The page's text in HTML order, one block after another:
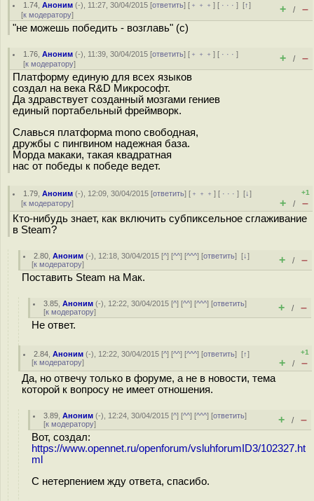
1.74 ,Аноним (-), 11:27, 30/04/2015 [ответить] [ ﹢﹢﹢] [ · · ·][↑]
[к модератору] + / –
"не можешь победить - возглавь" (с)
1.76 ,Аноним (-), 11:39, 30/04/2015 [ответить] [ ﹢﹢﹢] [ · · ·]
[к модератору] + / –
Платформу единую для всех языков
создал на века R&D Микрософт.
Да здравствует созданный мозгами гениев
единый портабельный фреймворк.
Славься платформа mono свободная,
дружбы с пингвином надежная база.
Морда макаки, такая квадратная
нас от победы к победе ведет.
1.79 ,Аноним (-), 12:09, 30/04/2015 [ответить] [ ﹢﹢﹢] [ · · ·][↓]
[к модератору]
+1
+ / –
Кто-нибудь знает, как включить субпиксельное сглаживание
в Steam?
2.80 ,Аноним (-), 12:18, 30/04/2015 [^] [^^] [^^^] [ответить][↓]
[к модератору] + / –
Поставить Steam на Мак.
3.85 ,Аноним (-), 12:22, 30/04/2015 [^] [^^] [^^^] [ответить]
[к модератору] + / –
Не ответ.
2.84 ,Аноним (-), 12:22, 30/04/2015 [^] [^^] [^^^] [ответить][↑]
[к модератору]
+1
+ / –
Да, но отвечу только в форуме, а не в новости, тема
которой к вопросу не имеет отношения.
3.89 ,Аноним (-), 12:24, 30/04/2015 [^] [^^] [^^^] [ответить]
[к модератору] + / –
Вот, создал:
https://www.opennet.ru/openforum/vsluhforumID3/102327.ht
ml
С нетерпением жду ответа, спасибо.